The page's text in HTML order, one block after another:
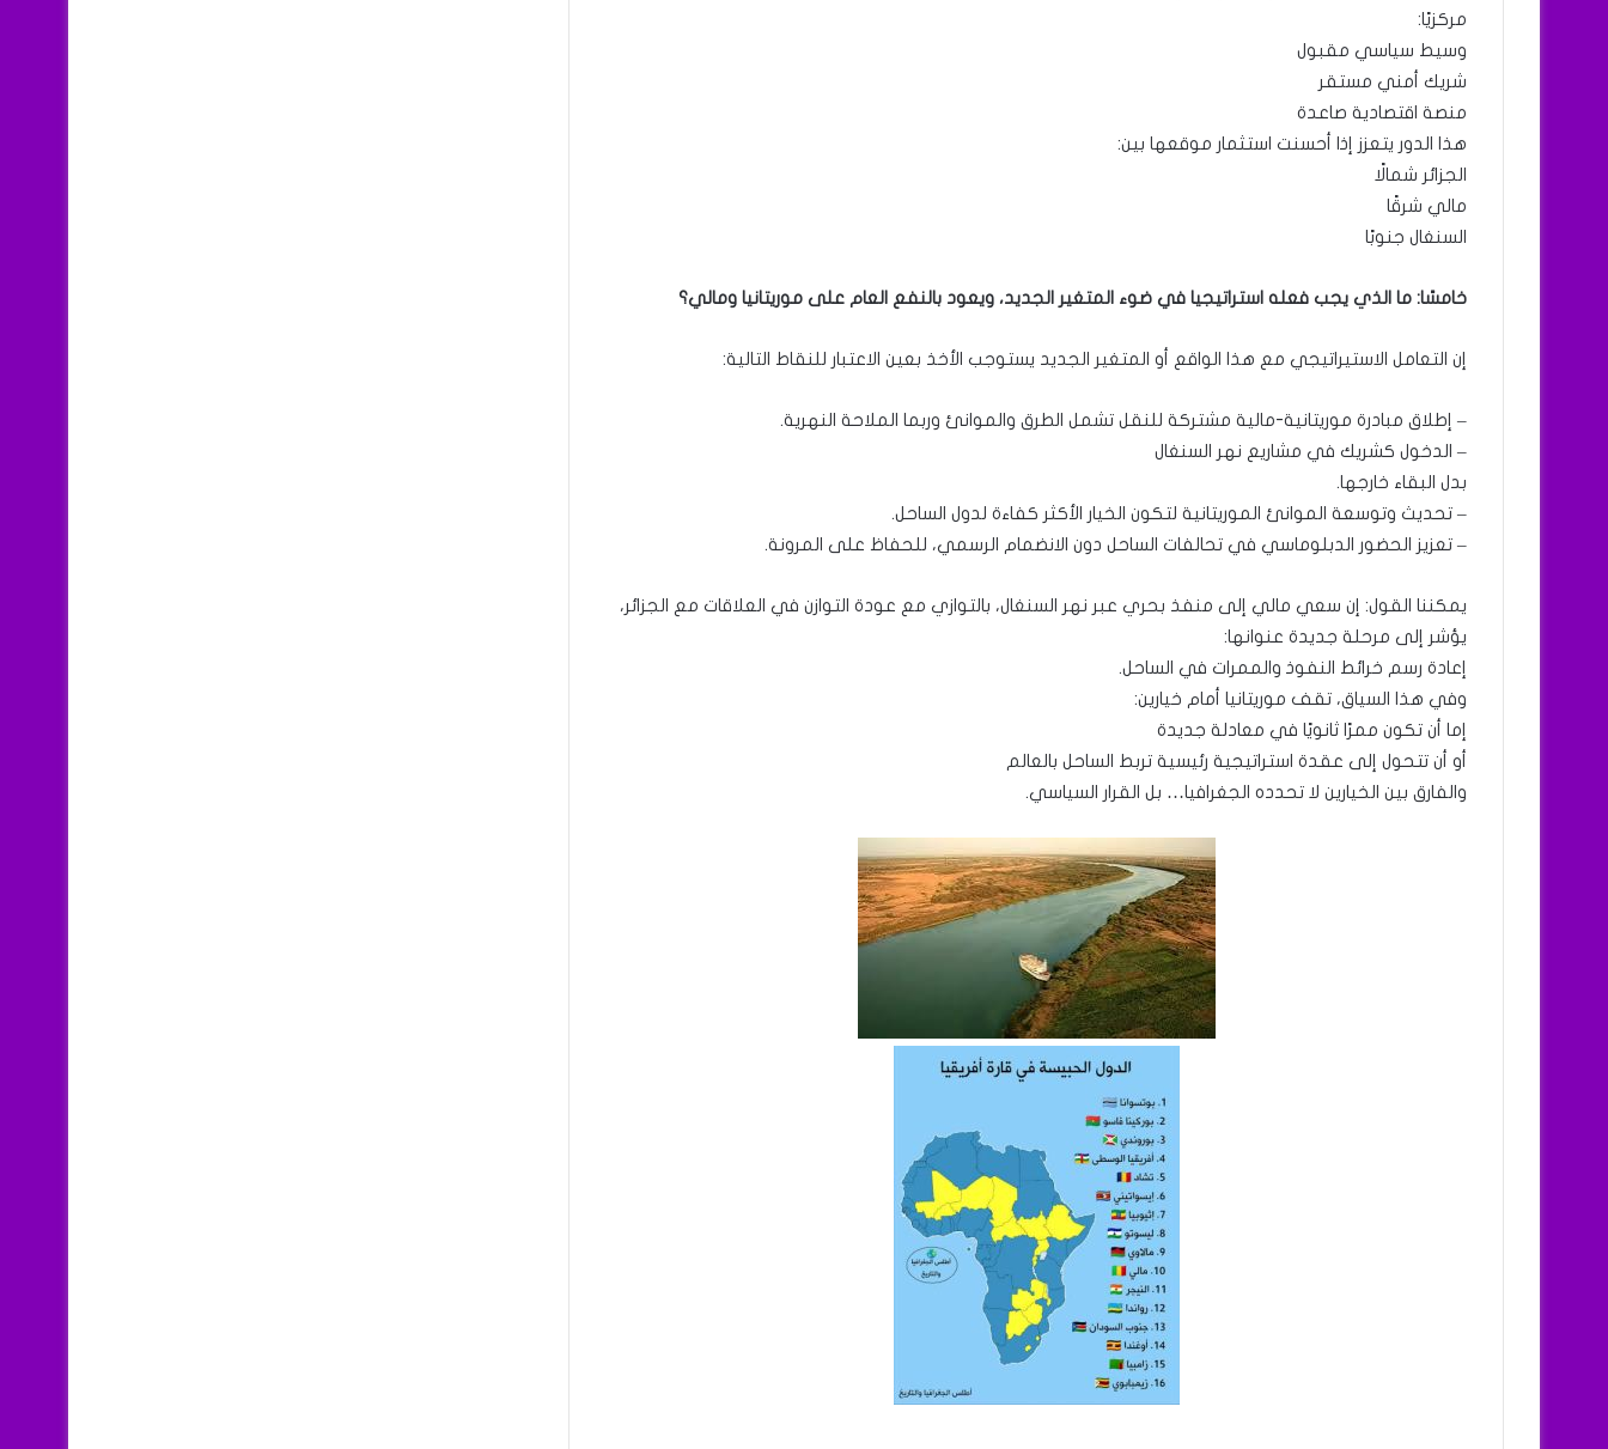
مركزيًا:
وسيط سياسي مقبول
شريك أمني مستقر
منصة اقتصادية صاعدة
هذا الدور يتعزز إذا أحسنت استثمار موقعها بين:
الجزائر شمالًا
مالي شرقًا
السنغال جنوبًا
خامسًا: ما الذي يجب فعله استراتيجيا في ضوء المتغير الجديد، ويعود بالنفع العام على موريتانيا ومالي؟
إن التعامل الاستيراتيجي مع هذا الواقع أو المتغير الجديد يستوجب الأخذ بعين الاعتبار للنقاط التالية:
– إطلاق مبادرة موريتانية-مالية مشتركة للنقل تشمل الطرق والموانئ وربما الملاحة النهرية.
– الدخول كشريك في مشاريع نهر السنغال
بدل البقاء خارجها.
– تحديث وتوسعة الموانئ الموريتانية لتكون الخيار الأكثر كفاءة لدول الساحل.
– تعزيز الحضور الدبلوماسي في تحالفات الساحل دون الانضمام الرسمي، للحفاظ على المرونة.
يمكننا القول: إن سعي مالي إلى منفذ بحري عبر نهر السنغال، بالتوازي مع عودة التوازن في العلاقات مع الجزائر،
يؤشر إلى مرحلة جديدة عنوانها:
إعادة رسم خرائط النفوذ والممرات في الساحل.
وفي هذا السياق، تقف موريتانيا أمام خيارين:
إما أن تكون ممرًا ثانويًا في معادلة جديدة
أو أن تتحول إلى عقدة استراتيجية رئيسية تربط الساحل بالعالم
والفارق بين الخيارين لا تحدده الجغرافيا… بل القرار السياسي.